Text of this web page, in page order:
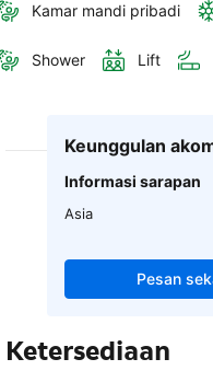
Kamar mandi pribadi
Shower Lift
Keunggulan
Informasi sarapan
Asia
Pesan
Ketersediaan